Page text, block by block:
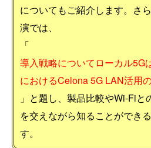
についてもご紹介します。さ
演では、
「
導入戦略についてローカル5G
におけるCelona 5G LAN活用
」と題し、製品比較やWi-Fiと
を交えながら知ることができ
す。